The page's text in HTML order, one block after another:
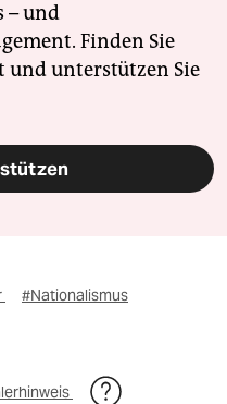
– und
Finden Sie
und unterstützen Sie
#Nationalismus